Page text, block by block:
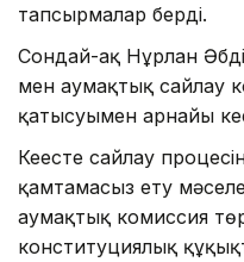
тапсырмалар берді.
Сондай-ақ Нұрлан
мен аумақтық сайлау
қатысуымен арнайы
Кеңесте сайлау
қамтамасыз ету
аумақтық комиссия
конституциялық